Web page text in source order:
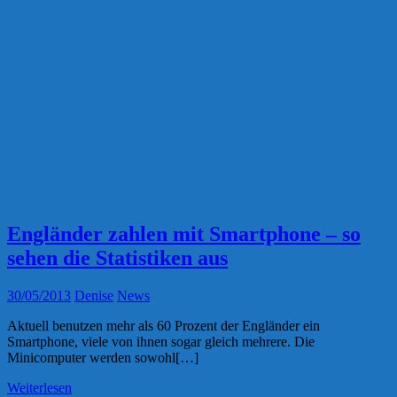
Engländer zahlen mit Smartphone – so
sehen die Statistiken aus
30/05/2013 Denise News
Aktuell benutzen mehr als 60 Prozent der Engländer ein
Smartphone, viele von ihnen sogar gleich mehrere. Die
Minicomputer werden sowohl[…]
Weiterlesen